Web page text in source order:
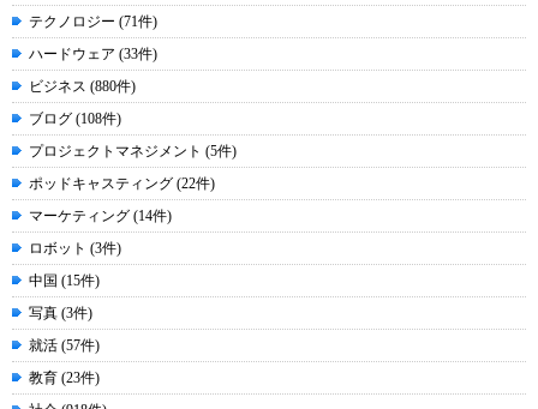
テクノロジー (71件)
ハードウェア (33件)
ビジネス (880件)
ブログ (108件)
プロジェクトマネジメント (5件)
ポッドキャスティング (22件)
マーケティング (14件)
ロボット (3件)
中国 (15件)
写真 (3件)
就活 (57件)
教育 (23件)